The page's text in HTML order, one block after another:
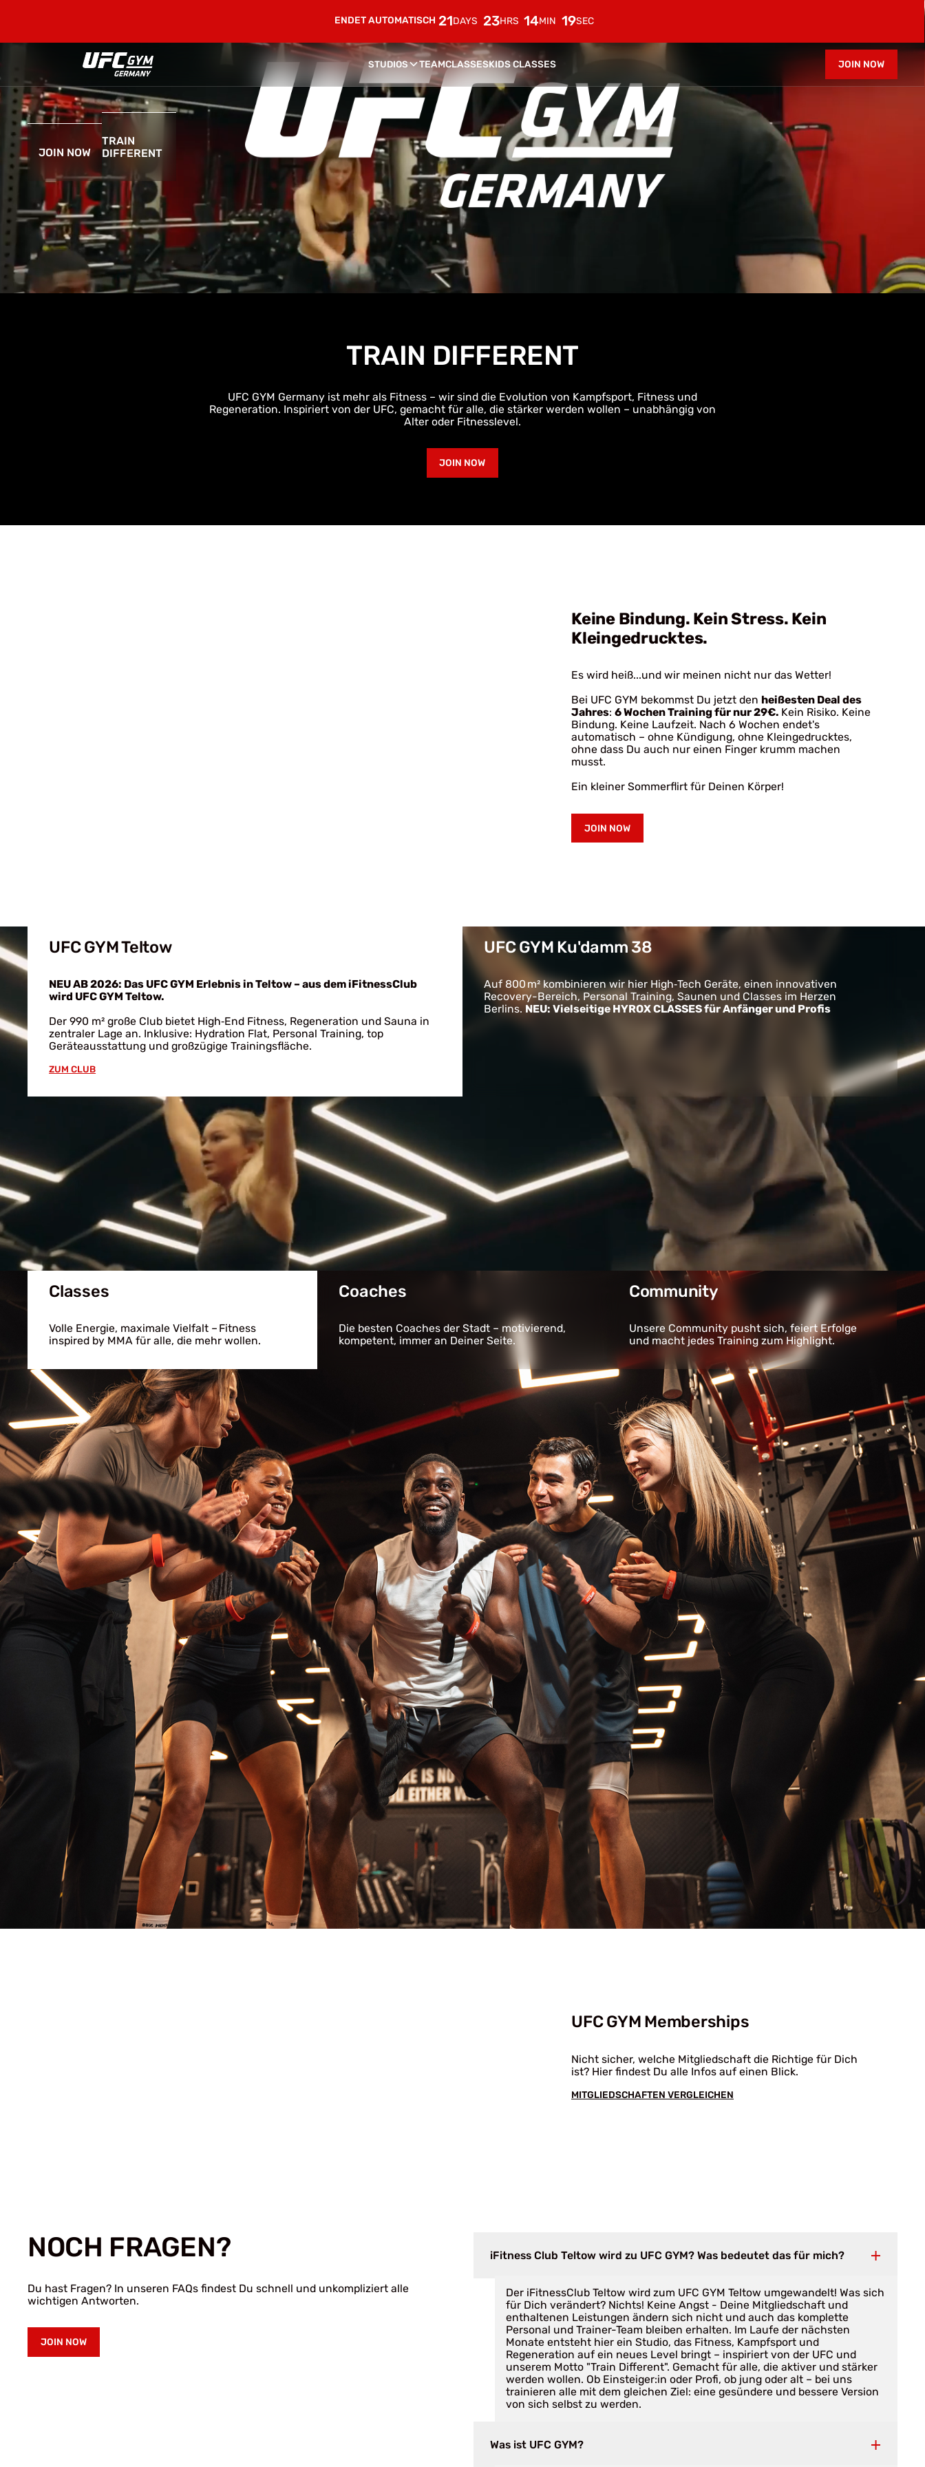
6 WOCHEN AB NUR 29€ 21DAYS 23HRS 14MIN 17SEC
STUDIOS TEAMCLASSESKIDS CLASSES JOIN NOW
JOIN NOW
TRAIN
DIFFERENT
TRAIN DIFFERENT
UFC GYM Germany ist mehr als Fitness – wir sind die Evolution von Kampfsport, Fitness und
Regeneration. Inspiriert von der UFC, gemacht für alle, die stärker werden wollen – unabhängig von
Alter oder Fitnesslevel.
JOIN NOW
Keine Bindung. Kein Stress. Kein
Kleingedrucktes.
Es wird heiß...und wir meinen nicht nur das Wetter!
Bei UFC GYM bekommst Du jetzt den heißesten Deal des
Jahres: 6 Wochen Training für nur 29€. Kein Risiko. Keine
Bindung. Keine Laufzeit. Nach 6 Wochen endet's
automatisch – ohne Kündigung, ohne Kleingedrucktes,
ohne dass Du auch nur einen Finger krumm machen
musst.
Ein kleiner Sommerflirt für Deinen Körper!
JOIN NOW
UFC GYM Teltow
NEU AB 2026: Das UFC GYM Erlebnis in Teltow – aus dem iFitnessClub
wird UFC GYM Teltow.
Der 990 m² große Club bietet High‑End Fitness, Regeneration und Sauna in
zentraler Lage an. Inklusive: Hydration Flat, Personal Training, top
Geräteausstattung und großzügige Trainingsfläche.
ZUM CLUB
UFC GYM Ku'damm 38
Auf 800 m² kombinieren wir hier High‑Tech Geräte, einen innovativen
Recovery­-Bereich, Personal Training, Saunen und Classes im Herzen
Berlins. NEU: Vielseitige HYROX CLASSES für Anfänger und Profis
Classes
Volle Energie, maximale Vielfalt – Fitness
inspired by MMA für alle, die mehr wollen.
Coaches
Die besten Coaches der Stadt – motivierend,
kompetent, immer an Deiner Seite.
Community
Unsere Community pusht sich, feiert Erfolge
und macht jedes Training zum Highlight.
UFC GYM Memberships
Nicht sicher, welche Mitgliedschaft die Richtige für Dich
ist? Hier findest Du alle Infos auf einen Blick.
MITGLIEDSCHAFTEN VERGLEICHEN
NOCH FRAGEN?
Du hast Fragen? In unseren FAQs findest Du schnell und unkompliziert alle
wichtigen Antworten.
JOIN NOW
iFitness Club Teltow wird zu UFC GYM? Was bedeutet das für mich?
Der iFitnessClub Teltow wird zum UFC GYM Teltow umgewandelt! Was sich
für Dich verändert? Nichts! Keine Angst - Deine Mitgliedschaft und
enthaltenen Leistungen ändern sich nicht und auch das komplette
Personal und Trainer-Team bleiben erhalten. Im Laufe der nächsten
Monate entsteht hier ein Studio, das Fitness, Kampfsport und
Regeneration auf ein neues Level bringt – inspiriert von der UFC und
unserem Motto "Train Different". Gemacht für alle, die aktiver und stärker
werden wollen. Ob Einsteiger:in oder Profi, ob jung oder alt – bei uns
trainieren alle mit dem gleichen Ziel: eine gesündere und bessere Version
von sich selbst zu werden.
Was ist UFC GYM?